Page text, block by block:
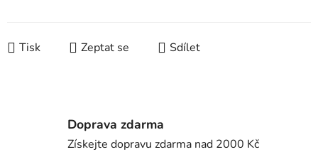
Tisk Zeptat se Sdílet
Doprava zdarma
Získejte dopravu zdarma nad 2000 Kč